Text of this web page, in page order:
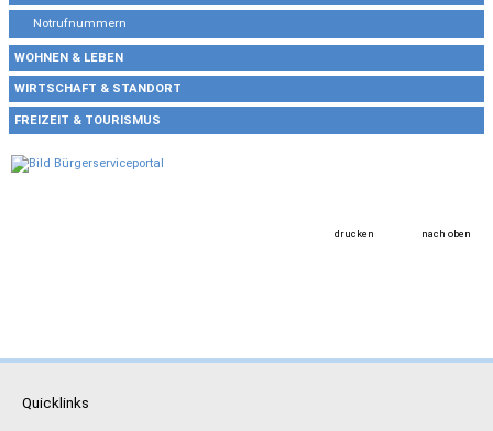
Notrufnummern
WOHNEN & LEBEN
WIRTSCHAFT & STANDORT
FREIZEIT & TOURISMUS
drucken nach oben
Quicklinks